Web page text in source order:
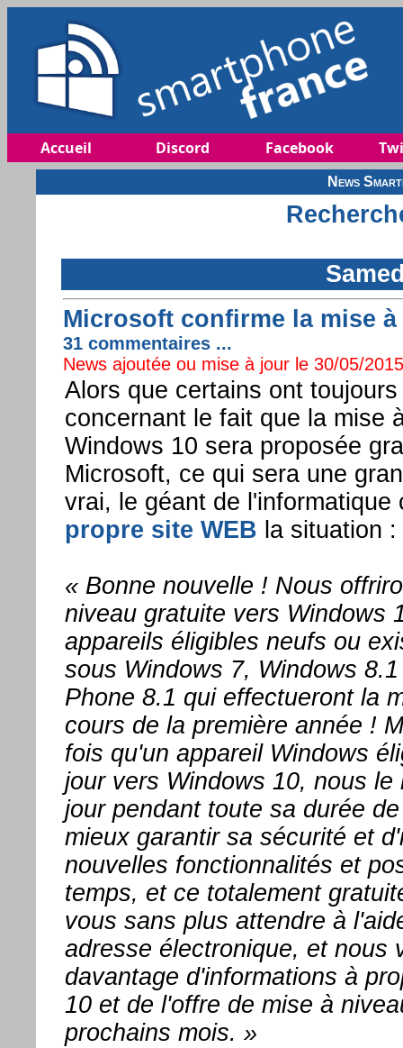
Accueil Discord Facebook
News
Microsoft confirme la mise
31 commentaires ...
News ajoutée ou mise à jour le 30/05/
Alors que certains ont
concernant le fait que la mise
Windows 10 sera proposée
Microsoft, ce qui sera une
vrai, le géant de
propre site WEB la situation :
« Bonne nouvelle ! Nous
niveau gratuite vers Windows
appareils éligibles neufs ou
sous Windows 7, Windows
Phone 8.1 qui effectueront la
cours de la première année !
fois qu'un appareil Windows
jour vers Windows 10, nous le
jour pendant toute sa durée
mieux garantir sa sécurité et
nouvelles fonctionnalités et
temps, et ce totalement
vous sans plus attendre à
adresse électronique, et nous
davantage d'informations à
10 et de l'offre de mise à
prochains mois. »